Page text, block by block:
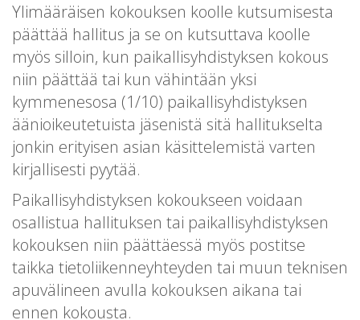
Ylimääräisen kokouksen koolle kutsumisesta
päättää hallitus ja se on kutsuttava koolle
myös silloin, kun paikallisyhdistyksen kokous
niin päättää tai kun vähintään yksi
kymmenesosa (1/10) paikallisyhdistyksen
äänioikeutetuista jäsenistä sitä hallitukselta
jonkin erityisen asian käsittelemistä varten
kirjallisesti pyytää.
Paikallisyhdistyksen kokoukseen voidaan
osallistua hallituksen tai paikallisyhdistyksen
kokouksen niin päättäessä myös postitse
taikka tietoliikenneyhteyden tai muun teknisen
apuvälineen avulla kokouksen aikana tai
ennen kokousta.